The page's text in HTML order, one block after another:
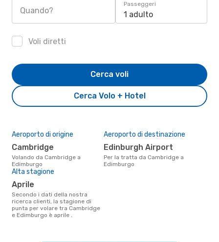
Quando?
Passeggeri
1 adulto
Voli diretti
Cerca Volo + Hotel
Cerca voli
Aeroporto di origine
Cambridge
Volando da Cambridge a
Edimburgo
Aeroporto di destinazione
Edinburgh Airport
Per la tratta da Cambridge a
Edimburgo
Alta stagione
aprile
Secondo i dati della nostra
ricerca clienti, la stagione di
punta per volare tra Cambridge
e Edimburgo è aprile .